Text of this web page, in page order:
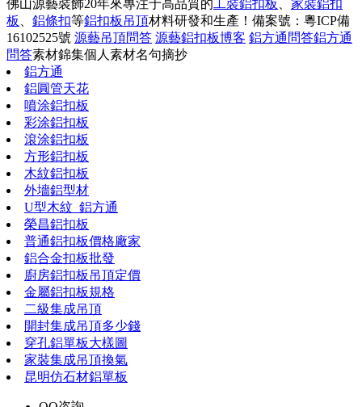
佛山源藝裝飾20年來專注于高品質的工裝鋁扣板
家裝鋁扣
板
鋁條扣等鋁扣板吊頂材料研發和生產！ 備案號：粵ICP備
16102525號 源藝吊頂問答 源藝鋁扣板博客 鋁方通問答鋁方通
問答素材錦集個人素材名句摘抄
鋁方通
鋁圓管天花
噴涂鋁扣板
彩涂鋁扣板
滾涂鋁扣板
方形鋁扣板
木紋鋁扣板
外墻鋁型材
U型木紋_鋁方通
榮昌鋁扣板
普通鋁扣板價格廠家
鋁合金扣板批發
廚房鋁扣板吊頂定價
金屬鋁扣板規格
二級集成吊頂
開封集成吊頂多少錢
穿孔鋁單板大樣圖
家裝集成吊頂換氣
昆明仿石材鋁單板